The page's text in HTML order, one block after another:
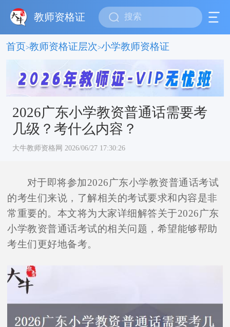
教师资格证
首页>教师资格证层次>小学教师资格证
2026广东小学教资普通话需要考
几级？考什么内容？
大牛教师资格网 2026/06/27 17:30:26
对于即将参加2026广东小学教资普通话考试
的考生们来说，了解相关的考试要求和内容是非
常重要的。本文将为大家详细解答关于2026广东
小学教资普通话考试的相关问题，希望能够帮助
考生们更好地备考。